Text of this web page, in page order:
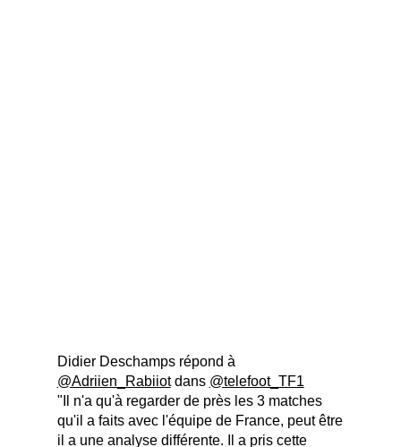
Didier Deschamps répond à
@Adriien_Rabiiotdans @telefoot_TF1
"Il n'a qu'à regarder de près les 3 matches
qu'il a faits avec l'équipe de France, peut être
il a une analyse différente. Il a pris cette